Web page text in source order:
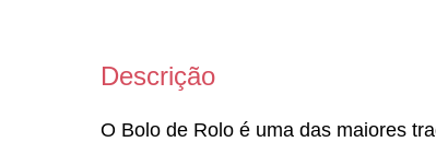
Descrição
O Bolo de Rolo é uma das maiores